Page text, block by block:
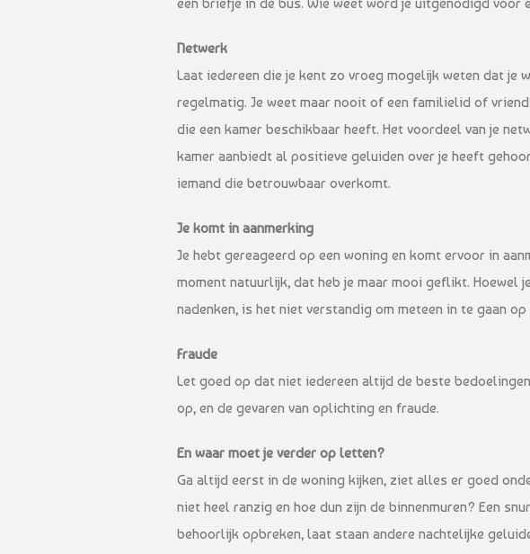
Netwerk
Laat iedereen die je kent zo vroeg mogelijk weten dat je
regelmatig. Je weet maar nooit of een familielid of
die een kamer beschikbaar heeft. Het voordeel van je
kamer aanbiedt al positieve geluiden over je heeft
iemand die betrouwbaar overkomt.
Je komt in aanmerking
Je hebt gereageerd op een woning en komt ervoor in
moment natuurlijk, dat heb je maar mooi geflikt. Hoewel
nadenken, is het niet verstandig om meteen in te gaan op
Fraude
Let goed op dat niet iedereen altijd de beste
op, en de gevaren van oplichting en fraude.
En waar moet je verder op letten?
Ga altijd eerst in de woning kijken, ziet alles er goed
niet heel ranzig en hoe dun zijn de binnenmuren? Een
behoorlijk opbreken, laat staan andere nachtelijke